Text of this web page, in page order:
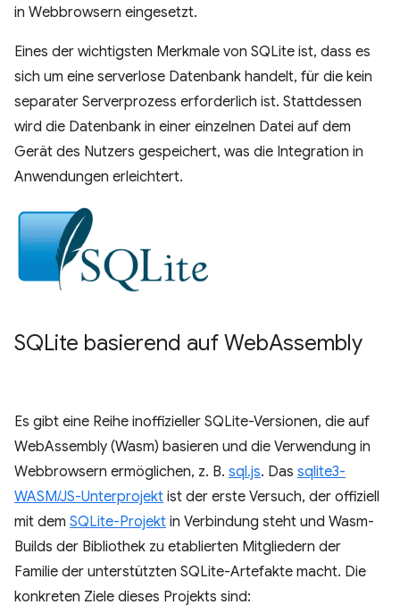
in Webbrowsern eingesetzt.
Eines der wichtigsten Merkmale von SQLite ist, dass es
sich um eine serverlose Datenbank handelt, für die kein
separater Serverprozess erforderlich ist. Stattdessen
wird die Datenbank in einer einzelnen Datei auf dem
Gerät des Nutzers gespeichert, was die Integration in
Anwendungen erleichtert.
SQLite basierend auf WebAssembly
Es gibt eine Reihe inoffizieller SQLite-Versionen, die auf
WebAssembly (Wasm) basieren und die Verwendung in
Webbrowsern ermöglichen, z. B. sql.js. Das sqlite3-
WASM/JS-Unterprojekt ist der erste Versuch, der offiziell
mit dem SQLite-Projekt in Verbindung steht und Wasm-
Builds der Bibliothek zu etablierten Mitgliedern der
Familie der unterstützten SQLite-Artefakte macht. Die
konkreten Ziele dieses Projekts sind: